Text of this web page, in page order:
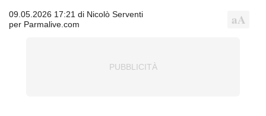
09.05.2026 17:21 di Nicolò Serventi
per Parmalive.com